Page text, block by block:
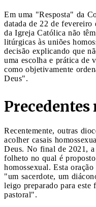
Em uma "Resposta" da
datada de 22 de
da Igreja Católica não
litúrgicas às uniões
decisão explicando que
uma escolha e prática de
como objetivamente
Deus".
Precedentes
Recentemente, outras
acolher casais
Deus. No final de 2021,
folheto no qual é
homossexual. Esta
"um sacerdote, um
leigo preparado para
pastoral".